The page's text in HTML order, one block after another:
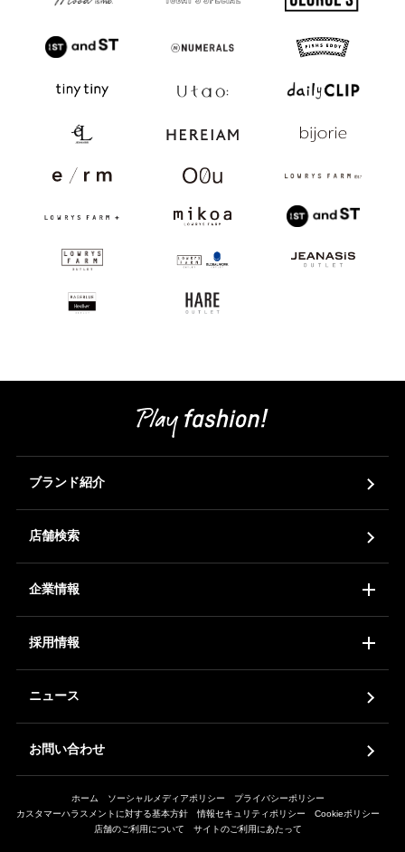
ブランド紹介
店舗検索
企業情報
採用情報
ニュース
お問い合わせ
ホーム ソーシャルメディアポリシー
プライバシーポリシー
カスタマーハラスメントに対する基本方針
情報セキュリティポリシー
Cookieポリシー
店舗のご利用について
サイトのご利用にあたって